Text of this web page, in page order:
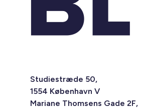
Studiestræde 50,
1554 København V
Mariane Thomsens Gade 2F,